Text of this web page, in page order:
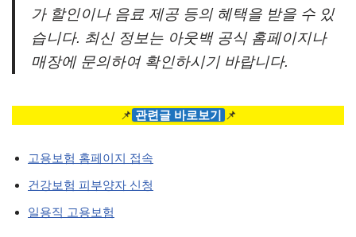
가 할인이나 음료 제공 등의 혜택을 받을 수 있
습니다. 최신 정보는 아웃백 공식 홈페이지나
매장에 문의하여 확인하시기 바랍니다.
📌 관련글 바로보기 📌
고용보험 홈페이지 접속
건강보험 피부양자 신청
일용직 고용보험